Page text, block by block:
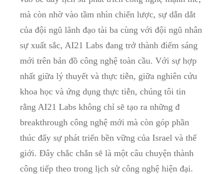
mà còn nhờ vào tầm nhìn chiến lược, sự dẫn dắt
của đội ngũ lãnh đạo tài ba cùng với đội ngũ nhân
sự xuất sắc, AI21 Labs đang trở thành điểm sáng
mới trên bản đồ công nghệ toàn cầu. Với sự hợp
nhất giữa lý thuyết và thực tiễn, giữa nghiên cứu
khoa học và ứng dụng thực tiễn, chúng tôi tin
rằng AI21 Labs không chỉ sẽ tạo ra những đ
breakthrough công nghệ mới mà còn góp phần
thúc đẩy sự phát triển bền vững của Israel và thế
giới. Đây chắc chắn sẽ là một câu chuyện thành
công tiếp theo trong lịch sử công nghệ hiện đại.